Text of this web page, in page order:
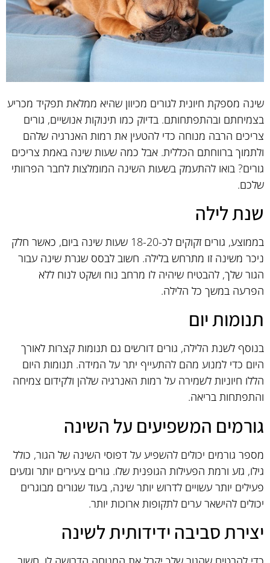
שינה מספקת חיונית לגורים מכיוון שהיא ממלאת תפקיד מכריע
בצמיחתם ובהתפתחותם. בדיוק כמו תינוקות אנושיים, גורים
צריכים הרבה מנוחה כדי להטעין את רמות האנרגיה שלהם
ולתמוך ברווחתם הכללית. אבל כמה שעות שינה באמת צריכים
גורים? בואו להתעמק בשעות השינה המומלצות לחבר הפרוותי
שלכם.
שנת לילה
בממוצע, גורים זקוקים לכ-18-20 שעות שינה ביום, כאשר חלק
ניכר משינה זו מתרחש בלילה. חשוב לבסס שגרת שינה עבור
הגור שלך, להבטיח שיהיה לו מרחב נוח ושקט לנוח ללא
הפרעה במשך כל הלילה.
תנומות יום
בנוסף לשנת הלילה, גורים דורשים גם תנומות קצרות לאורך
היום כדי למנוע מהם להתעייף יתר על המידה. תנומות היום
הללו חיוניות לשמירה על רמות האנרגיה שלהן ולקידום צמיחה
והתפתחות בריאה.
גורמים המשפיעים על השינה
מספר גורמים יכולים להשפיע על דפוסי השינה של הגור, כולל
גילו, גזע ורמת הפעילות הגופנית שלו. גורים צעירים יותר וגזעים
פעילים יותר עשויים לדרוש יותר שינה, בעוד שגורים מבוגרים
יכולים להישאר ערים לתקופות ארוכות יותר.
יצירת סביבה ידידותית לשינה